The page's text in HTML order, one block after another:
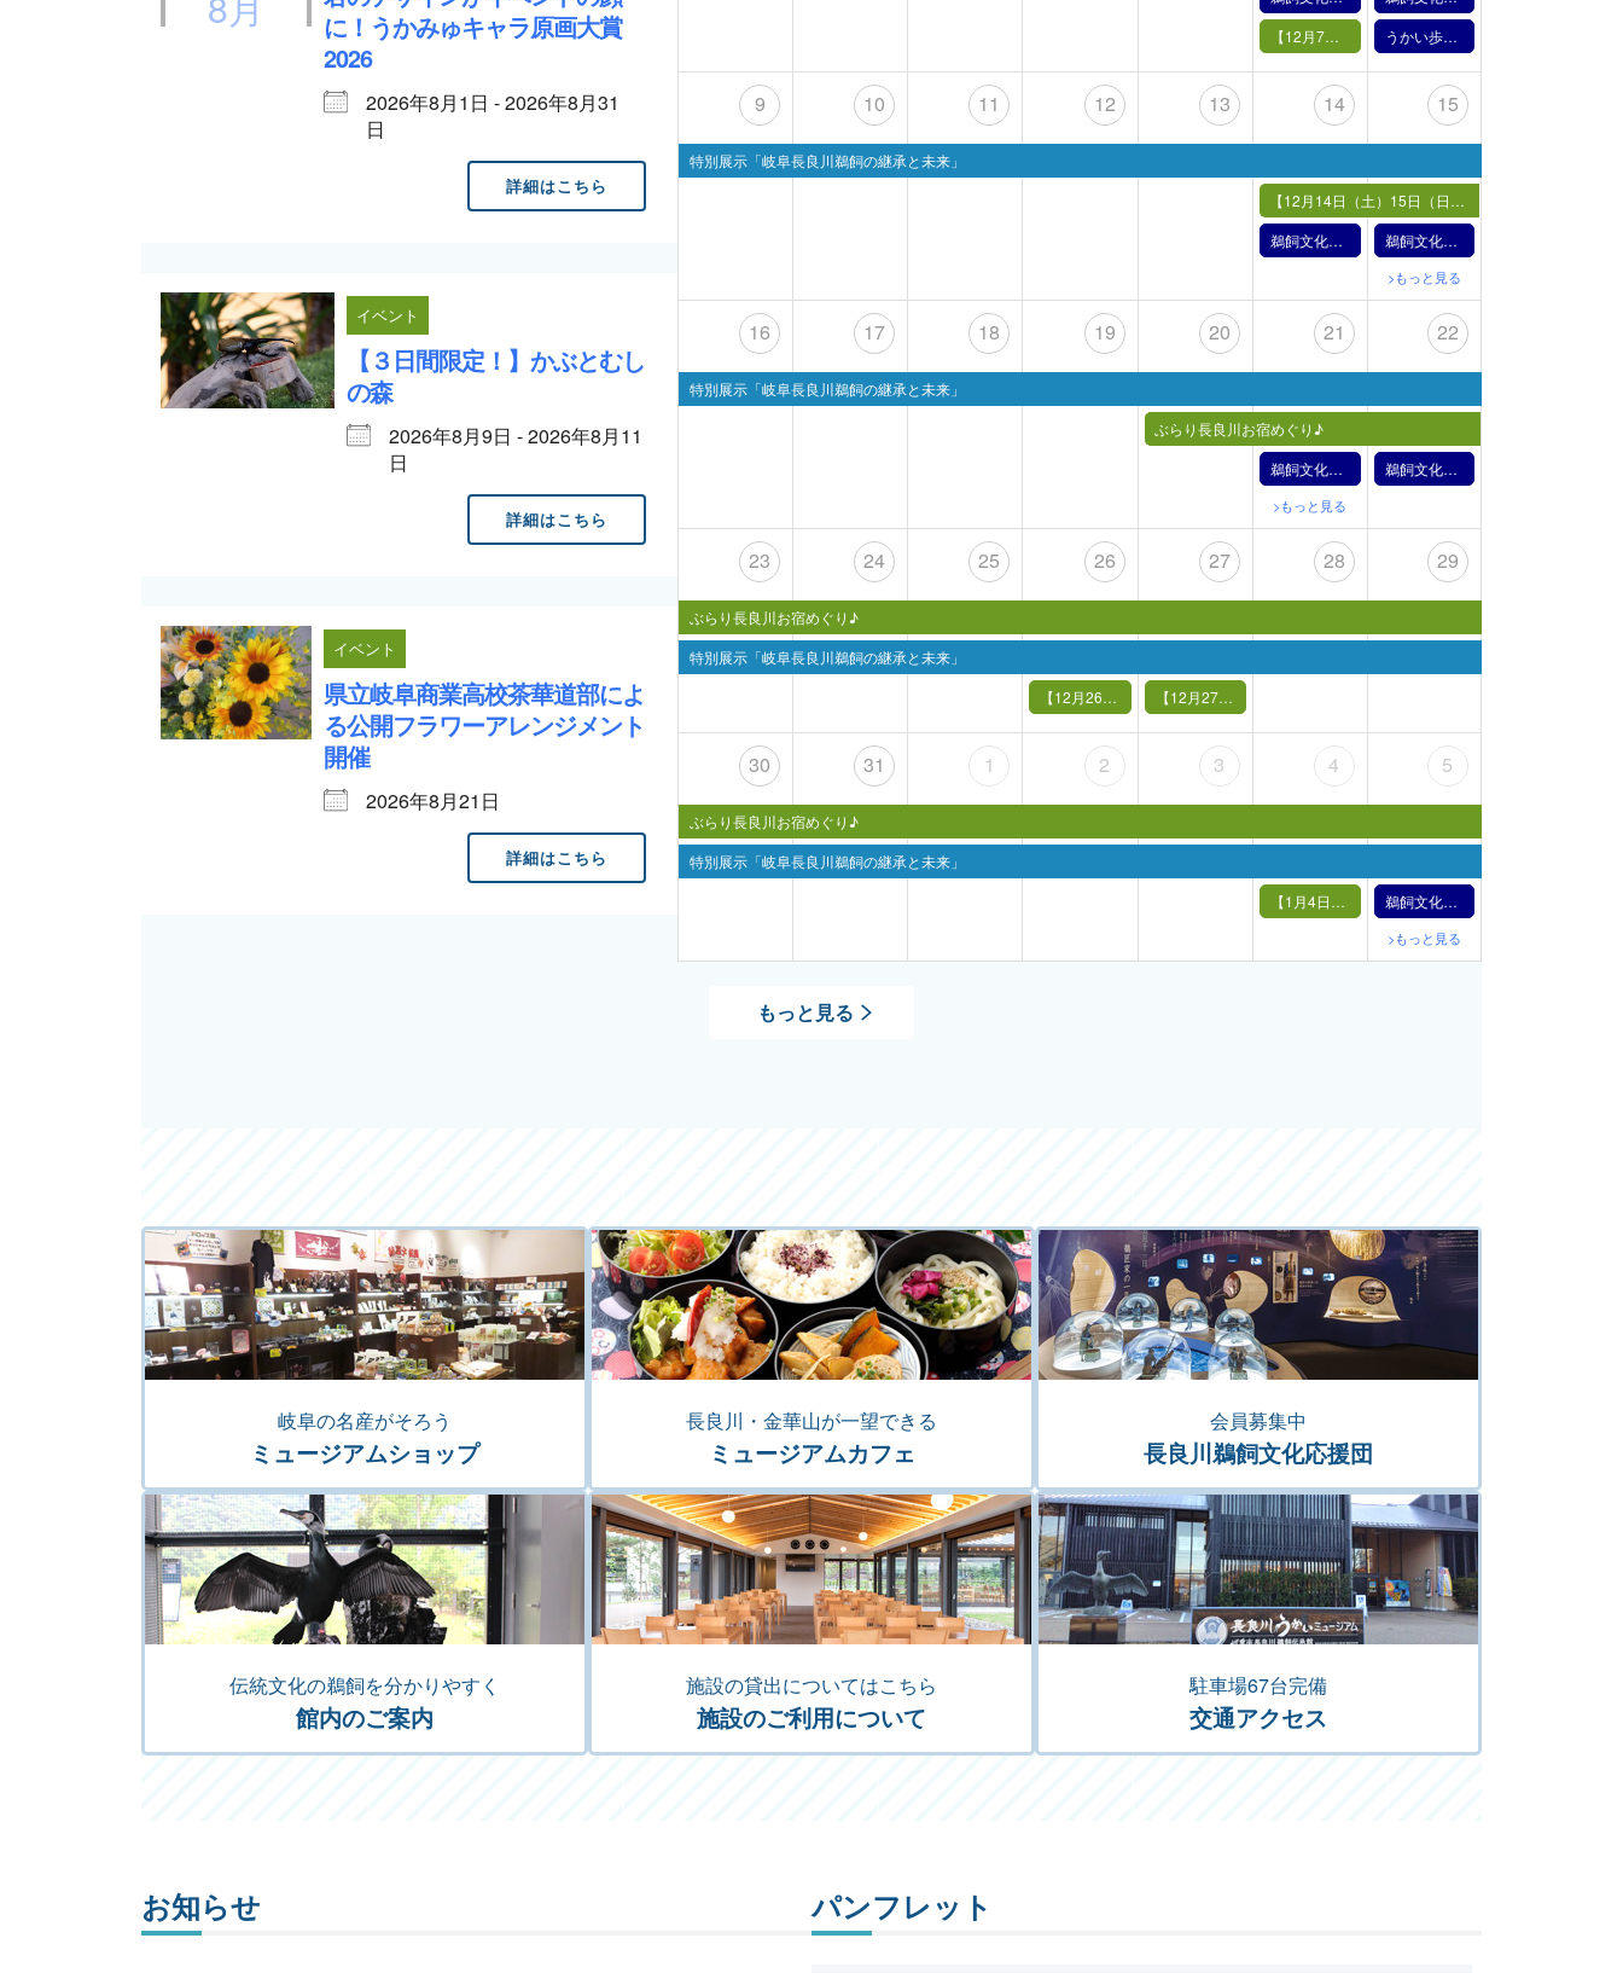
に！うかみゅキャラ原画大賞
2026
2026年8月1日 - 2026年8月31
日
詳細はこちら
イベント
【３日間限定！】かぶとむし
の森
2026年8月9日 - 2026年8月11
日
詳細はこちら
イベント
県立岐阜商業高校茶華道部によ
る公開フラワーアレンジメント
開催
2026年8月21日
詳細はこちら
【12月7日（土）】鵜飼の実演
うかい歩きー鵜飼の里とミュージアムー （2024年度）
9
特別展示「岐阜長良川鵜飼の継承と未来」
10 11 12 13 14
【12月14日（土）15日（日）】まっくらうかい in the room
鵜飼文化の紹介【12月14日】（2024年）
15
鵜飼文化の紹介【12月15日】（2024年）
>もっと見る
16
特別展示「岐阜長良川鵜飼の継承と未来」
17 18 19 20
ぶらり長良川お宿めぐり♪
21
鵜飼文化の紹介【12月21日】（2024年）
>もっと見る
22
鵜飼文化の紹介【12月22日】（2024年）
23
ぶらり長良川お宿めぐり♪
特別展示「岐阜長良川鵜飼の継承と未来」
24 25 26
【12月26日（木）】鵜飼バックヤードツアー（予定見学場所：造船所）
27
【12月27日（金）】鵜飼バックヤードツアー（予定見学場所：造船所）
28 29
30
ぶらり長良川お宿めぐり♪
特別展示「岐阜長良川鵜飼の継承と未来」
31 1 2 3 4
【1月4日（土）】鵜飼の実演
5
鵜飼文化の紹介【1月5日】（2025年）
>もっと見る
もっと見る
岐阜の名産がそろう
ミュージアムショップ
長良川・金華山が一望できる
ミュージアムカフェ
会員募集中
長良川鵜飼文化応援団
伝統文化の鵜飼を分かりやすく
館内のご案内
施設の貸出についてはこちら
施設のご利用について
駐車場67台完備
交通アクセス
お知らせ パンフレット